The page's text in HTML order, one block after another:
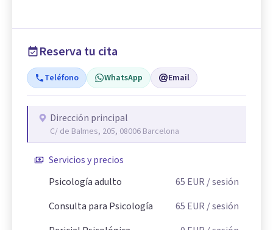
Reserva tu cita
Teléfono WhatsApp Email
Dirección principal
C/ de Balmes, 205, 08006 Barcelona
Servicios y precios
Psicología adulto
65 EUR / sesión
Consulta para Psicología
65 EUR / sesión